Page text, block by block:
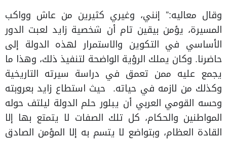
وقال معاليه:” إنني، وغيري كثيرين من عاش وواكب
المسيرة، يؤمن بيقين تام أن شخصية زايد لعبت الدور
الأساسي في التكوين والاستمرار لهذه الدولة إلى
حاضرنا. وكان يملك الرؤية الواضحة لتنفيذ ذلك، وهذا ما
يجمع عليه ممن تعمق في دراسة سيرته التاريخية
وكذلك من لازمه في حياته. حيث استطاع زايد بعروبته
وحسه القومي العربي أن يبلور حلم الدولة ليلتف حوله
المواطنين والحكام، كل تلك الصفات لا يتمتع بها إلا
القادة العظام، وبتواضع لا يتسم به إلا المؤمن الصادق